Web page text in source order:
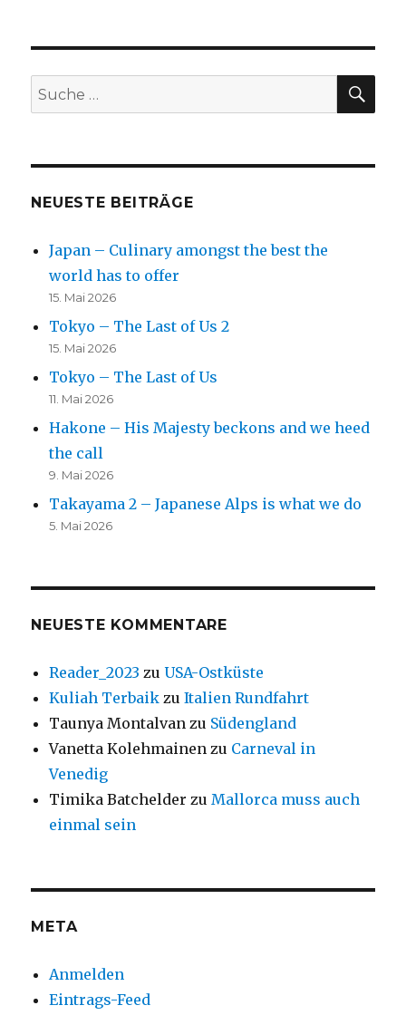
Suche
nach:
NEUESTE BEITRÄGE
Japan – Culinary amongst the best the
world has to offer
15. Mai 2026
Tokyo – The Last of Us 2
15. Mai 2026
Tokyo – The Last of Us
11. Mai 2026
Hakone – His Majesty beckons and we heed
the call
9. Mai 2026
Takayama 2 – Japanese Alps is what we do
5. Mai 2026
NEUESTE KOMMENTARE
Reader_2023 zuUSA-Ostküste
Kuliah Terbaik zuItalien Rundfahrt
Taunya Montalvan zu Südengland
Vanetta Kolehmainen zu Carneval in
Venedig
Timika Batchelder zuMallorca muss auch
einmal sein
META
Anmelden
Eintrags-Feed